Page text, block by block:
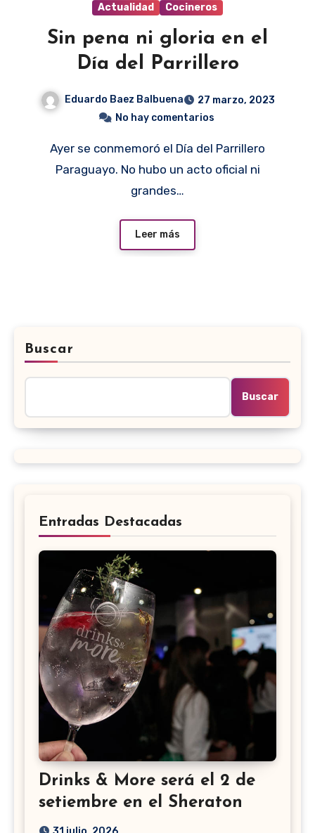
Actualidad Cocineros
Sin pena ni gloria en el
Día del Parrillero
Eduardo Baez Balbuena
27 marzo, 2023
No hay comentarios
Ayer se conmemoró el Día del Parrillero
Paraguayo. No hubo un acto oficial ni
grandes…
Leer más
Buscar
Buscar
Entradas Destacadas
Drinks & More será el 2 de
setiembre en el Sheraton